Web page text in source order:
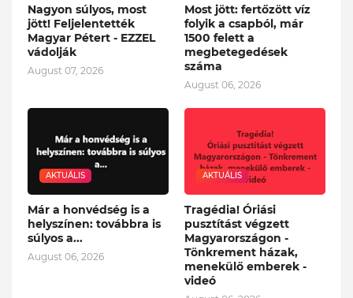
Nagyon súlyos, most
jött! Feljelentették
Magyar Pétert - EZZEL
vádolják
August 07, 2026
Most jött: fertőzött víz
folyik a csapból, már
1500 felett a
megbetegedések
száma
August 06, 2026
AKTUÁLIS
Már a honvédség is a
helyszínen: továbbra is
súlyos a...
August 06, 2026
AKTUÁLIS
Tragédia! Óriási
pusztítást végzett
Magyarországon -
Tönkrement házak,
menekülő emberek -
videó